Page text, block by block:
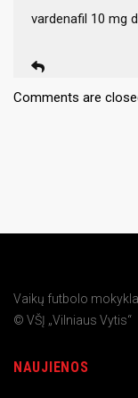
vardenafil 10 mg
Comments are
Vaikų futbolo
© VŠĮ „Vilniaus Vytis“
NAUJIENOS